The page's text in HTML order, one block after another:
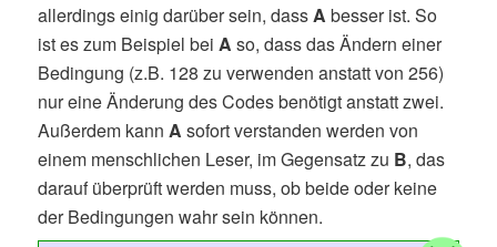
allerdings einig darüber sein, dassA besser ist. So
ist es zum Beispiel beiA so, dass das Ändern einer
Bedingung (z.B. 128 zu verwenden anstatt von 256)
nur eine Änderung des Codes benötigt anstatt zwei.
Außerdem kannA sofort verstanden werden von
einem menschlichen Leser, im Gegensatz zu B, das
darauf überprüft werden muss, ob beide oder keine
der Bedingungen wahr sein können.